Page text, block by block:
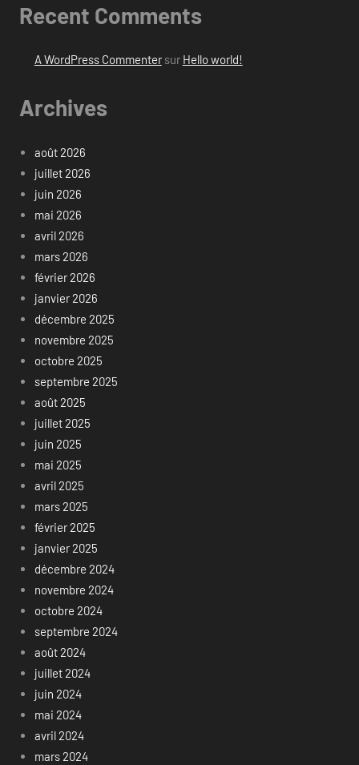
Recent Comments
A WordPress Commentersur Hello world!
Archives
août 2026
juillet 2026
juin 2026
mai 2026
avril 2026
mars 2026
février 2026
janvier 2026
décembre 2025
novembre 2025
octobre 2025
septembre 2025
août 2025
juillet 2025
juin 2025
mai 2025
avril 2025
mars 2025
février 2025
janvier 2025
décembre 2024
novembre 2024
octobre 2024
septembre 2024
août 2024
juillet 2024
juin 2024
mai 2024
avril 2024
mars 2024